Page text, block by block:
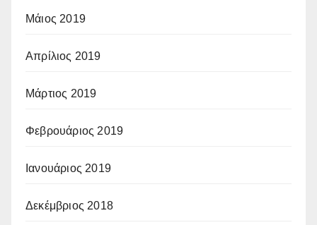
Μάιος 2019
Απρίλιος 2019
Μάρτιος 2019
Φεβρουάριος 2019
Ιανουάριος 2019
Δεκέμβριος 2018